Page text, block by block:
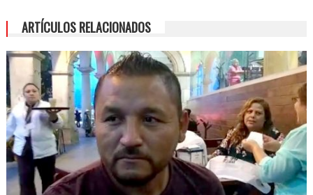
ARTÍCULOS RELACIONADOS